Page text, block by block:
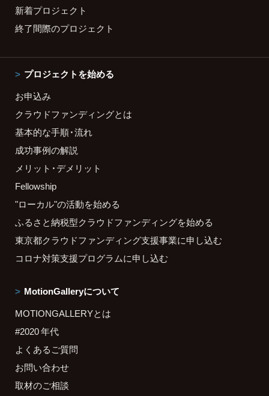
新着プロジェクト
終了間際のプロジェクト
プロジェクトを始める
お申込み
クラウドファンディングとは
基本的な手順・流れ
成功事例の解説
メリット・デメリット
Fellowship
"ローカル"の活動を始める
ふるさと納税型クラウドファンディングを始める
東京都クラウドファンディング支援事業に申し込む
コロナ対策支援プログラムに申し込む
MotionGalleryについて
MOTIONGALLERYとは
#2020 年代
よくあるご質問
お問い合わせ
取材のご相談